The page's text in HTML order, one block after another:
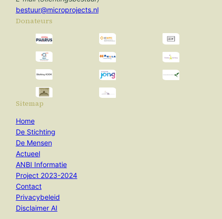
bestuur@microprojects.nl
Donateurs
Sitemap
Home
De Stichting
De Mensen
Actueel
ANBI Informatie
Project 2023-2024
Contact
Privacybeleid
Disclaimer AI